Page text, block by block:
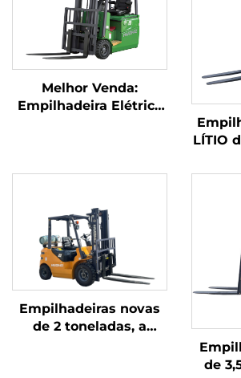
Melhor Venda:
Empilhadeira Elétrica
Tonelada com Bateria
LÍTIO
Empilhadeiras novas
de 2 toneladas, a
de